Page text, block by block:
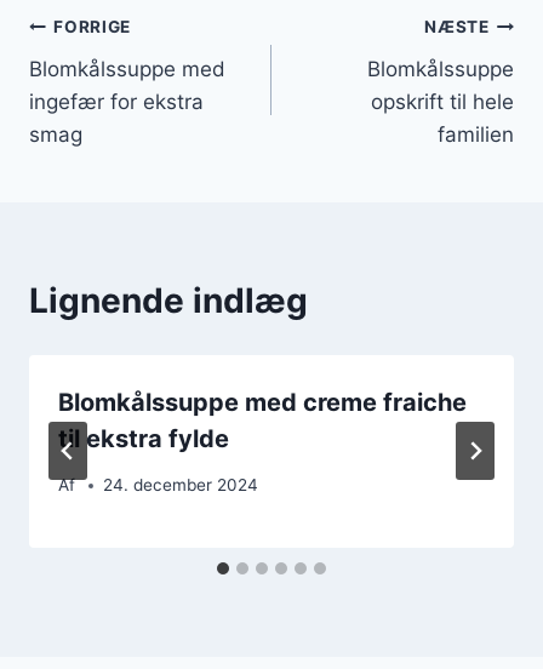
Indlægsnavigation
FORRIGE
Blomkålssuppe med
ingefær for ekstra
smag
NÆSTE
Blomkålssuppe
opskrift til hele
familien
Lignende indlæg
Blomkålssuppe med creme fraiche
til ekstra fylde
Af 24. december 2024